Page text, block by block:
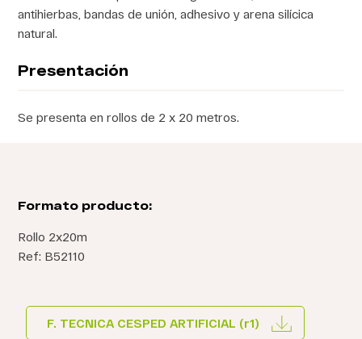
antihierbas, bandas de unión, adhesivo y arena silícica
natural.
Presentación
Se presenta en rollos de 2 x 20 metros.
Formato producto:
Rollo 2x20m
Ref: B52110
F. TECNICA CESPED ARTIFICIAL (r1)